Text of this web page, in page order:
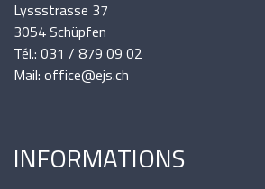
Lyssstrasse 37
3054 Schüpfen
Tél.: 031 / 879 09 02
Mail: office@ejs.ch
INFORMATIONS